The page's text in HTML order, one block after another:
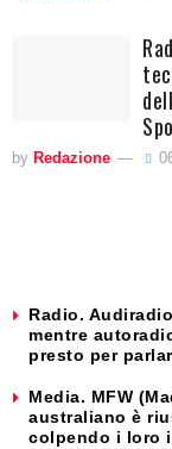
by Redazione
Radio.
mentre
presto per
Media. MFW
australiano è
colpendo i loro